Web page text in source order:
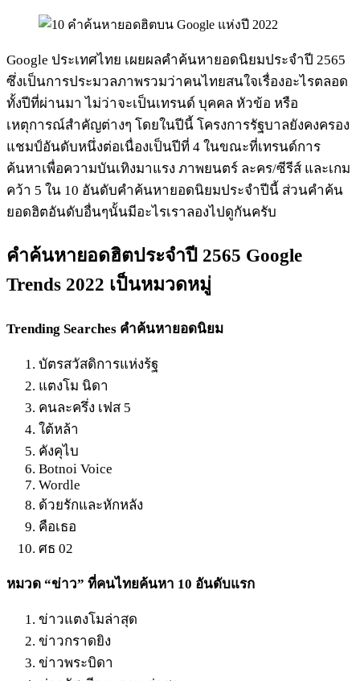
Google ประเทศไทย เผยผลคำค้นหายอดนิยมประจำปี 2565
ซึ่งเป็นการประมวลภาพรวมว่าคนไทยสนใจเรื่องอะไรตลอด
ทั้งปีที่ผ่านมา ไม่ว่าจะเป็นเทรนด์ บุคคล หัวข้อ หรือ
เหตุการณ์สำคัญต่างๆ โดยในปีนี้ โครงการรัฐบาลยังคงครอง
แชมป์อันดับหนึ่งต่อเนื่องเป็นปีที่ 4 ในขณะที่เทรนด์การ
ค้นหาเพื่อความบันเทิงมาแรง ภาพยนตร์ ละคร/ซีรีส์ และเกม
คว้า 5 ใน 10 อันดับคำค้นหายอดนิยมประจำปีนี้ ส่วนคำค้น
ยอดฮิตอันดับอื่นๆนั้นมีอะไรเราลองไปดูกันครับ
คำค้นหายอดฮิตประจำปี 2565 Google
Trends 2022 เป็นหมวดหมู่
Trending Searches คำค้นหายอดนิยม
บัตรสวัสดิการแห่งร้ฐ
แตงโม นิดา
คนละครึ่ง เฟส 5
ใต้หล้า
คังคุไบ
Botnoi Voice
Wordle
ด้วยรักและหักหลัง
คือเธอ
ศธ 02
หมวด “ข่าว” ที่คนไทยค้นหา 10 อันดับแรก
ข่าวแตงโมล่าสุด
ข่าวกราดยิง
ข่าวพระบิดา